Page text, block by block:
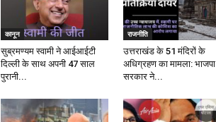
कानून
सुब्रमण्यम स्वामी ने आईआईटी
दिल्ली के साथ अपनी 47 साल
पुरानी...
राजनीति
उत्तराखंड के 51 मंदिरों के
अधिग्रहण का मामला: भाजपा
सरकार ने...